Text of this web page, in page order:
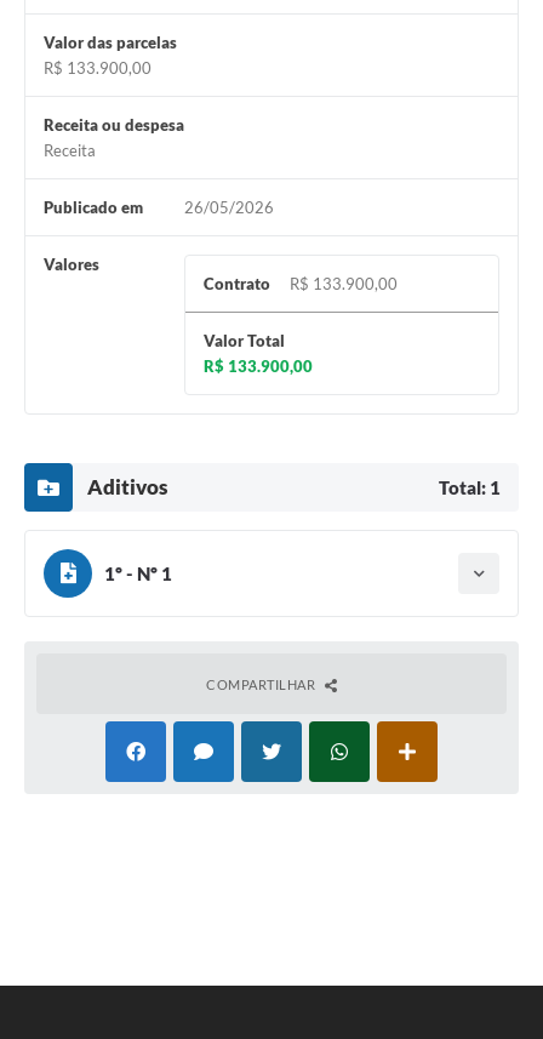
Valor das parcelas
R$ 133.900,00
Receita ou despesa
Receita
Publicado em 26/05/2026
Valores
Contrato
R$ 133.900,00
Valor Total
R$ 133.900,00
Aditivos Total: 1
1º - Nº 1
Tipo do termo: Termo Aditivo
COMPARTILHAR